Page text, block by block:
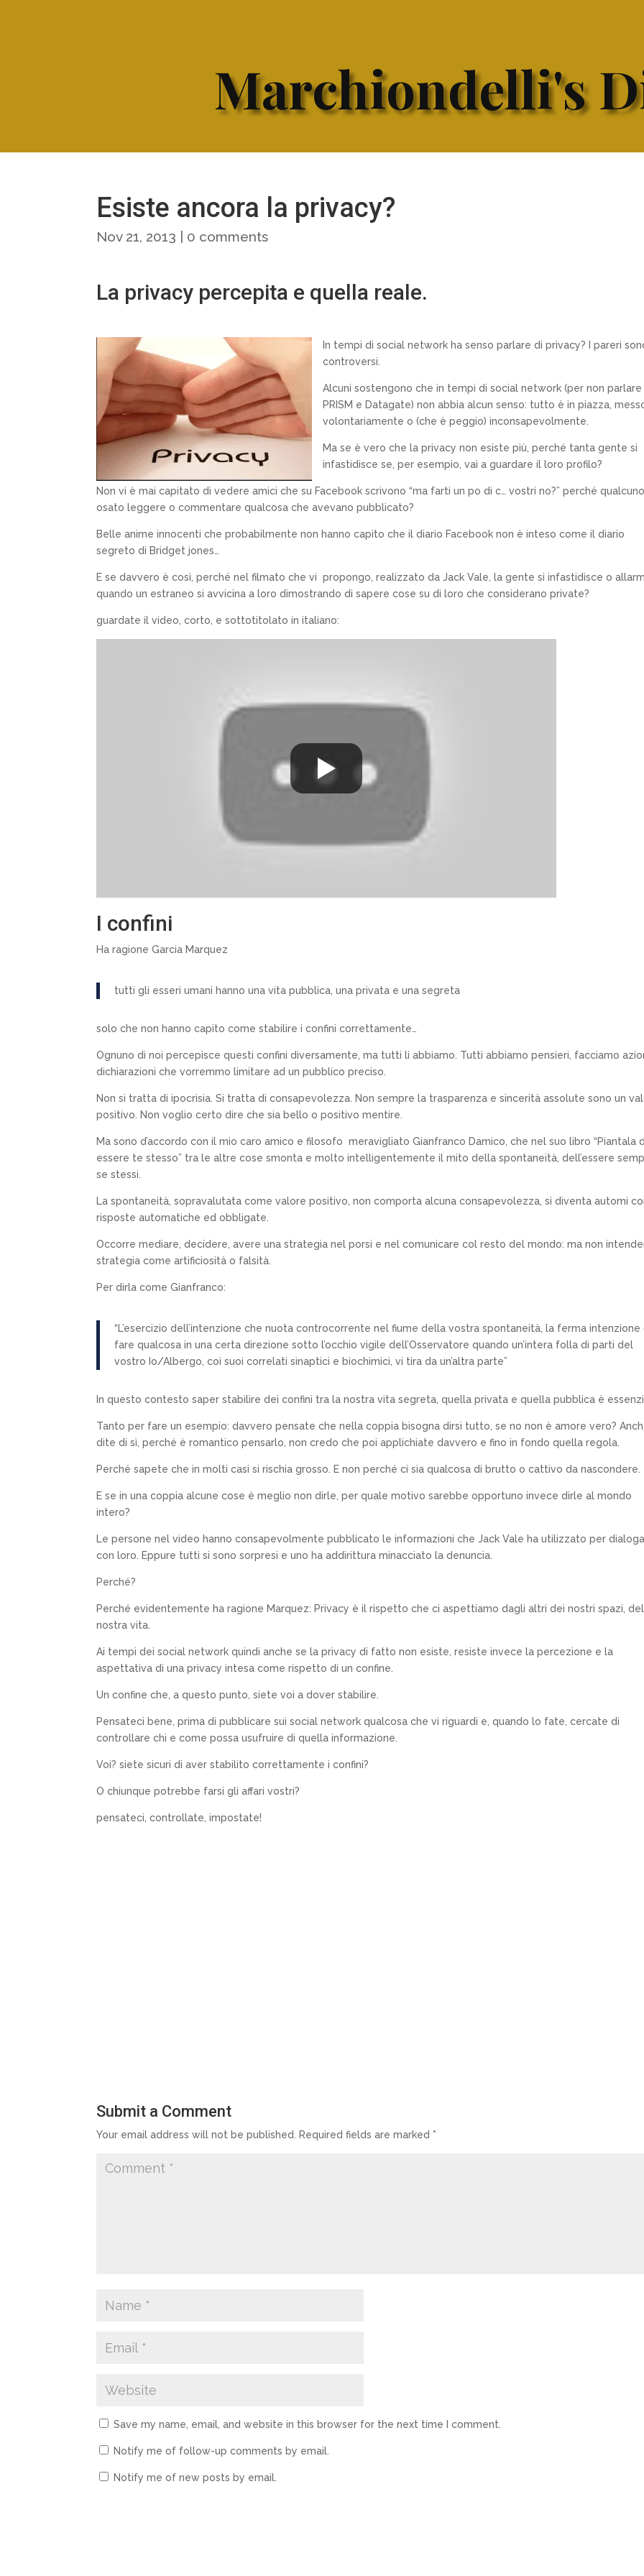
Marchiondelli's
Esiste ancora la privacy?
Nov 21, 2013 | 0 comments
La privacy percepita e quella reale.
In tempi di social network ha senso parlare di privacy? I pareri
controversi.
Alcuni sostengono che in tempi di social network (per non parlare
PRISM e Datagate) non abbia alcun senso: tutto è in piazza,
volontariamente o (che è peggio) inconsapevolmente.
Ma se è vero che la privacy non esiste più, perché tanta gente si
infastidisce se, per esempio, vai a guardare il loro profilo?
Non vi è mai capitato di vedere amici che su Facebook scrivono “ma farti un po di c… vostri no?” perché
osato leggere o commentare qualcosa che avevano pubblicato?
Belle anime innocenti che probabilmente non hanno capito che il diario Facebook non è inteso come il diario
segreto di Bridget jones…
E se davvero è così, perché nel filmato che vi propongo, realizzato da Jack Vale, la gente si infastidisce o
quando un estraneo si avvicina a loro dimostrando di sapere cose su di loro che considerano private?
guardate il video, corto, e sottotitolato in italiano:
I confini
Ha ragione Garcia Marquez
tutti gli esseri umani hanno una vita pubblica, una privata e una segreta
solo che non hanno capito come stabilire i confini correttamente…
Ognuno di noi percepisce questi confini diversamente, ma tutti li abbiamo. Tutti abbiamo pensieri, facciamo
dichiarazioni che vorremmo limitare ad un pubblico preciso.
Non si tratta di ipocrisia. Si tratta di consapevolezza. Non sempre la trasparenza e sincerità assolute sono un
positivo. Non voglio certo dire che sia bello o positivo mentire.
Ma sono d’accordo con il mio caro amico e filosofo meravigliato Gianfranco Damico, che nel suo libro “Piantala
essere te stesso” tra le altre cose smonta e molto intelligentemente il mito della spontaneità, dell’essere
se stessi.
La spontaneità, sopravalutata come valore positivo, non comporta alcuna consapevolezza, si diventa automi
risposte automatiche ed obbligate.
Occorre mediare, decidere, avere una strategia nel porsi e nel comunicare col resto del mondo: ma non
strategia come artificiosità o falsità.
Per dirla come Gianfranco:
“L’esercizio dell’intenzione che nuota controcorrente nel fiume della vostra spontaneità, la ferma intenzione
fare qualcosa in una certa direzione sotto l’occhio vigile dell’Osservatore quando un’intera folla di parti del
vostro Io/Albergo, coi suoi correlati sinaptici e biochimici, vi tira da un’altra parte”
In questo contesto saper stabilire dei confini tra la nostra vita segreta, quella privata e quella pubblica è
Tanto per fare un esempio: davvero pensate che nella coppia bisogna dirsi tutto, se no non è amore vero?
dite di sì, perché è romantico pensarlo, non credo che poi applichiate davvero e fino in fondo quella regola.
Perché sapete che in molti casi si rischia grosso. E non perché ci sia qualcosa di brutto o cattivo da nascondere.
E se in una coppia alcune cose è meglio non dirle, per quale motivo sarebbe opportuno invece dirle al mondo
intero?
Le persone nel video hanno consapevolmente pubblicato le informazioni che Jack Vale ha utilizzato per
con loro. Eppure tutti si sono sorpresi e uno ha addirittura minacciato la denuncia.
Perché?
Perché evidentemente ha ragione Marquez: Privacy è il rispetto che ci aspettiamo dagli altri dei nostri spazi,
nostra vita.
Ai tempi dei social network quindi anche se la privacy di fatto non esiste, resiste invece la percezione e la
aspettativa di una privacy intesa come rispetto di un confine.
Un confine che, a questo punto, siete voi a dover stabilire.
Pensateci bene, prima di pubblicare sui social network qualcosa che vi riguardi e, quando lo fate, cercate di
controllare chi e come possa usufruire di quella informazione.
Voi? siete sicuri di aver stabilito correttamente i confini?
O chiunque potrebbe farsi gli affari vostri?
pensateci, controllate, impostate!
Submit a Comment
Your email address will not be published. Required fields are marked *
Save my name, email, and website in this browser for the next time I comment.
Notify me of follow-up comments by email.
Notify me of new posts by email.